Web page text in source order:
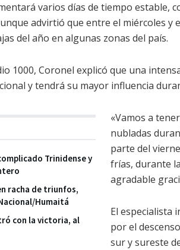
varios días de tiempo estable,
advirtió que entre el miércoles y
del año en algunas zonas del país.
1000, Coronel explicó que una
y tendrá su mayor influencia
Trinidense y
racha de triunfos,
Humaitá
con la victoria, al
«Vamos a
nubladas
parte del
frías, durante
agradable
El especialista
por el
sur y sureste